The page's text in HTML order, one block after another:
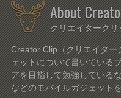
About
クリエイタークリ
Creator Clip（クリエイター
ェットについて書いている
アを目指して勉強している
などのモバイルガジェット